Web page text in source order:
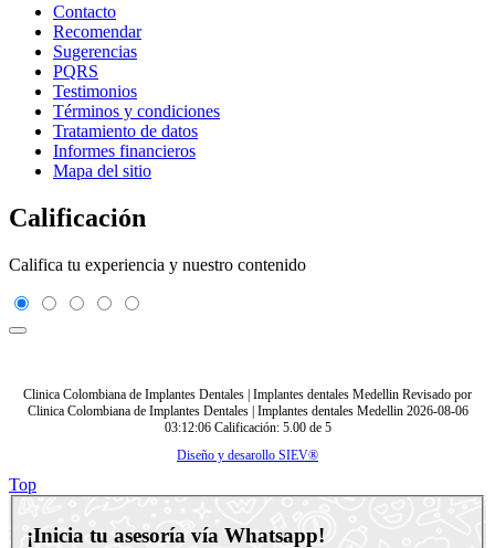
Contacto
Recomendar
Sugerencias
PQRS
Testimonios
Términos y condiciones
Tratamiento de datos
Informes financieros
Mapa del sitio
Calificación
Califica tu experiencia y nuestro contenido
Clinica Colombiana de Implantes Dentales | Implantes dentales Medellin Revisado por
Clinica Colombiana de Implantes Dentales | Implantes dentales Medellin 2026-08-06
03:12:06 Calificación: 5.00 de 5
Diseño y desarollo SIEV®
Top
¡Inicia tu asesoría vía Whatsapp!